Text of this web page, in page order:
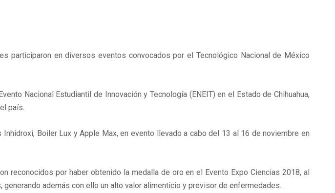
participaron en diversos eventos convocados por el Tecnológico Nacional de México
Nacional Estudiantil de Innovación y Tecnología (ENEIT) en el Estado de Chihuahua,
país.
Boiler Lux y Apple Max, en evento llevado a cabo del 13 al 16 de noviembre en
reconocidos por haber obtenido la medalla de oro en el Evento Expo Ciencias 2018, al
además con ello un alto valor alimenticio y previsor de enfermedades.